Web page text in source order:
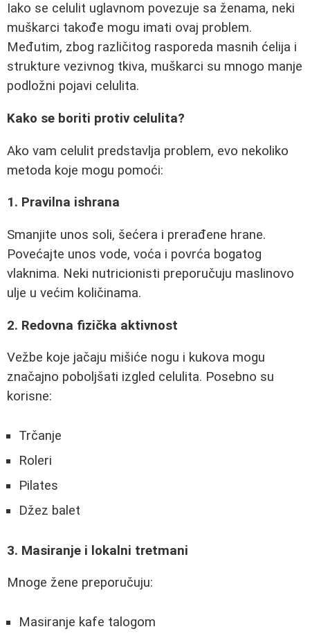
Iako se celulit uglavnom povezuje sa ženama, neki
muškarci takođe mogu imati ovaj problem.
Međutim, zbog različitog rasporeda masnih ćelija i
strukture vezivnog tkiva, muškarci su mnogo manje
podložni pojavi celulita.
Kako se boriti protiv celulita?
Ako vam celulit predstavlja problem, evo nekoliko
metoda koje mogu pomoći:
1. Pravilna ishrana
Smanjite unos soli, šećera i prerađene hrane.
Povećajte unos vode, voća i povrća bogatog
vlaknima. Neki nutricionisti preporučuju maslinovo
ulje u većim količinama.
2. Redovna fizička aktivnost
Vežbe koje jačaju mišiće nogu i kukova mogu
značajno poboljšati izgled celulita. Posebno su
korisne:
Trčanje
Roleri
Pilates
Džez balet
3. Masiranje i lokalni tretmani
Mnoge žene preporučuju:
Masiranje kafe talogom